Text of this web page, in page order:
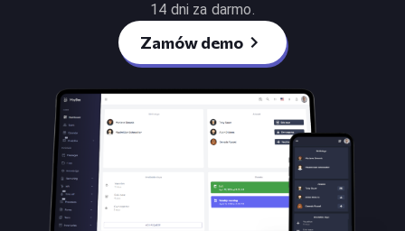
14 dni za darmo.
Zamów demo